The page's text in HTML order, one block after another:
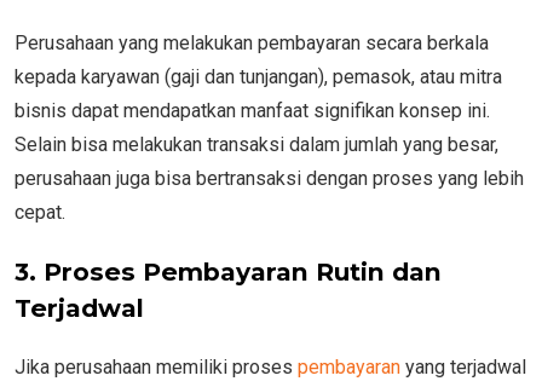
Perusahaan yang melakukan pembayaran secara berkala
kepada karyawan (gaji dan tunjangan), pemasok, atau mitra
bisnis dapat mendapatkan manfaat signifikan konsep ini.
Selain bisa melakukan transaksi dalam jumlah yang besar,
perusahaan juga bisa bertransaksi dengan proses yang lebih
cepat.
3. Proses Pembayaran Rutin dan
Terjadwal
Jika perusahaan memiliki proses pembayaran yang terjadwal